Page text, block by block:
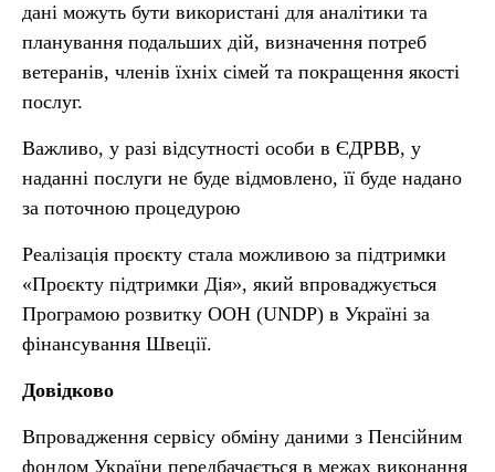
дані можуть бути використані для аналітики та
планування подальших дій, визначення потреб
ветеранів, членів їхніх сімей та покращення якості
послуг.
Важливо, у разі відсутності особи в ЄДРВВ, у
наданні послуги не буде відмовлено, її буде надано
за поточною процедурою
Реалізація проєкту стала можливою за підтримки
«Проєкту підтримки Дія», який впроваджується
Програмою розвитку ООН (UNDP) в Україні за
фінансування Швеції.
Довідково
Впровадження сервісу обміну даними з Пенсійним
фондом України передбачається в межах виконання